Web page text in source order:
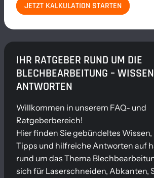
JETZT KALKULATION STARTEN
IHR RATGEBER RUND UM DIE
BLECHBEARBEITUNG –
ANTWORTEN
Willkommen in unserem FAQ- und
Ratgeberbereich!
Hier finden Sie gebündeltes
Tipps und hilfreiche Antworten auf
rund um das Thema
sich für Laserschneiden, Abkanten,